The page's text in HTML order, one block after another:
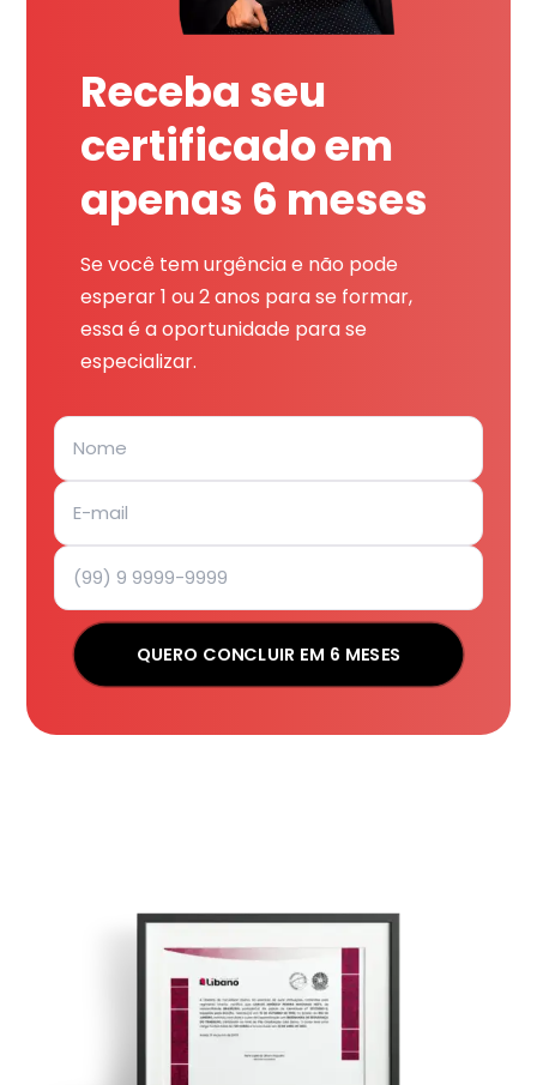
Receba seu
certificado em
apenas 6 meses
Se você tem urgência e não pode
esperar 1 ou 2 anos para se formar,
essa é a oportunidade para se
especializar.
QUERO CONCLUIR EM 6 MESES